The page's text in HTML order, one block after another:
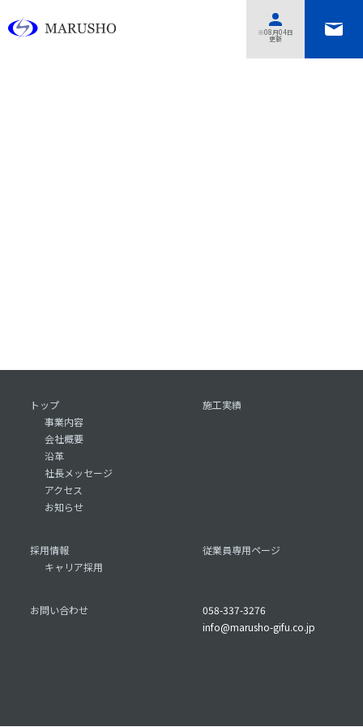
※08月04日
更新
あああああ
トップ
事業内容
会社概要
沿革
社長メッセージ
アクセス
お知らせ
施工実績
採用情報
キャリア採用
従業員専用ページ
お問い合わせ
058-337-3276
info@marusho-gifu.co.jp